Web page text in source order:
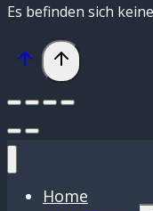
Es befinden sich
Home